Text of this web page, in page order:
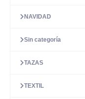
NAVIDAD
Sin categoría
TAZAS
TEXTIL